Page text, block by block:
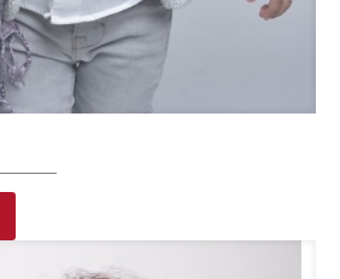
ARTURO